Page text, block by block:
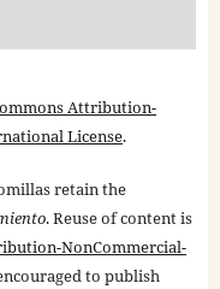
Attribution-
License.
retain the
. Reuse of content is
NonCommercial-
to publish